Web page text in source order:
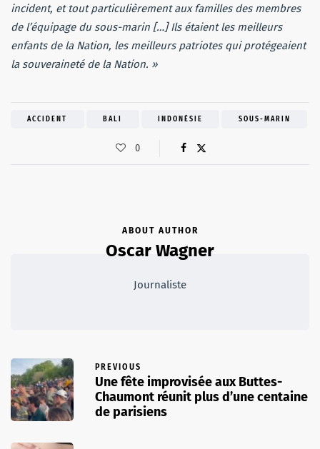
incident, et tout particulièrement aux familles des membres
de l’équipage du sous-marin […] Ils étaient les meilleurs
enfants de la Nation, les meilleurs patriotes qui protégeaient
la souveraineté de la Nation. »
ACCIDENT BALI INDONÉSIE SOUS-MARIN
0
ABOUT AUTHOR
Oscar Wagner
Journaliste
PREVIOUS
Une fête improvisée aux Buttes-
Chaumont réunit plus d’une centaine
de parisiens